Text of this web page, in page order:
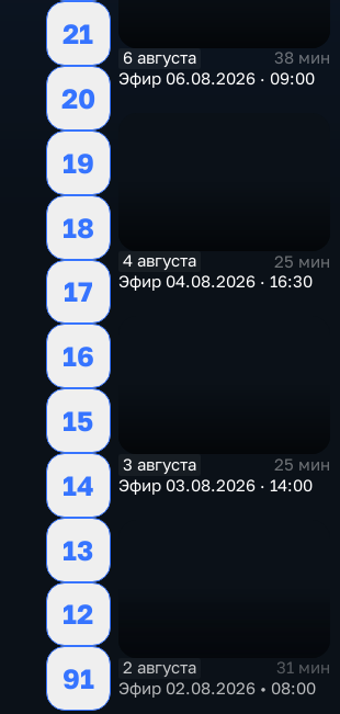
21
20
19
18
17
16
15
14
13
12
91
6 августа
38 мин
Эфир 06.08.2026 · 09:00
4 августа
25 мин
Эфир 04.08.2026 · 16:30
3 августа
25 мин
Эфир 03.08.2026 · 14:00
2 августа
31 мин
Эфир 02.08.2026 • 08:00